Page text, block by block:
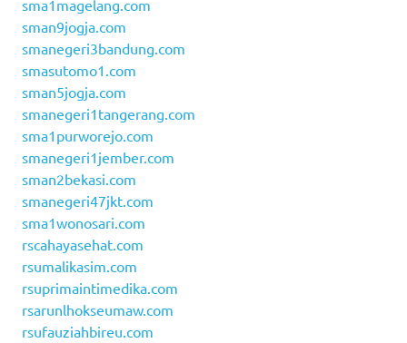
sma1magelang.com
sman9jogja.com
smanegeri3bandung.com
smasutomo1.com
sman5jogja.com
smanegeri1tangerang.com
sma1purworejo.com
smanegeri1jember.com
sman2bekasi.com
smanegeri47jkt.com
sma1wonosari.com
rscahayasehat.com
rsumalikasim.com
rsuprimaintimedika.com
rsarunlhokseumaw.com
rsufauziahbireu.com